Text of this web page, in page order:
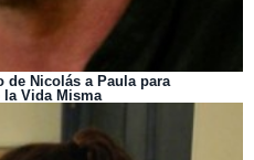
Nicolás a Paula para
Vida Misma